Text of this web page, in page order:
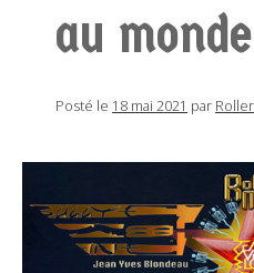
au monde
Posté le 18 mai 2021 par